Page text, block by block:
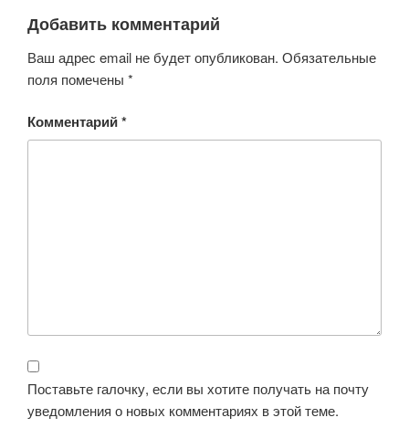
Добавить комментарий
Ваш адрес email не будет опубликован. Обязательные
поля помечены *
Комментарий*
Поставьте галочку, если вы хотите получать на почту
уведомления о новых комментариях в этой теме.